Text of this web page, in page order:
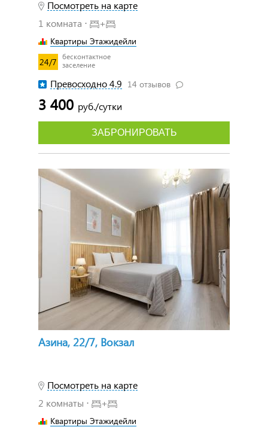
Посмотреть на карте
1 комната ⋅
+
Квартиры Этажидейли
24/7
бесконтактное
заселение
Превосходно 4.9 14 отзывов
3 400 руб./сутки
ЗАБРОНИРОВАТЬ
Азина, 22/7, Вокзал
Посмотреть на карте
2 комнаты ⋅
+
Квартиры Этажидейли